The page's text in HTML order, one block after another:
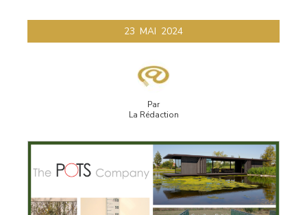
23 MAI 2024
Par
La Rédaction